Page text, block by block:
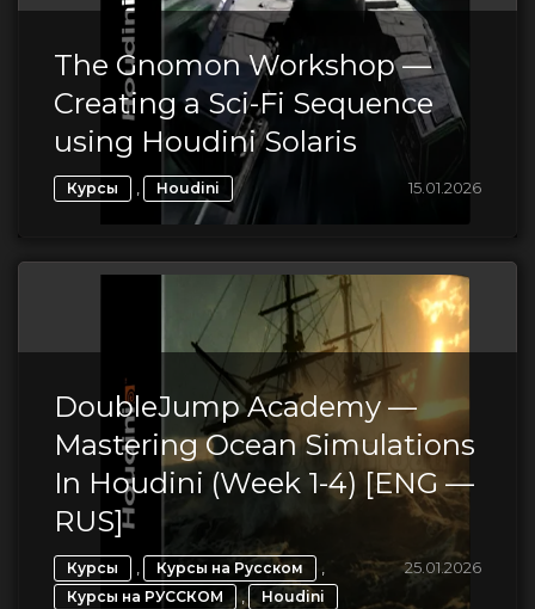
The Gnomon Workshop —
Creating a Sci-Fi Sequence
using Houdini Solaris
Курсы , Houdini 15.01.2026
DoubleJump Academy —
Mastering Ocean Simulations
In Houdini (Week 1-4) [ENG —
RUS]
Курсы , Курсы на Русском ,
Курсы на РУССКОМ , Houdini
25.01.2026